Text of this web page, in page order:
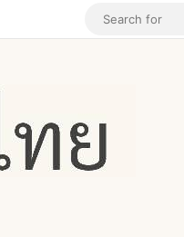
Instagram
Random Article